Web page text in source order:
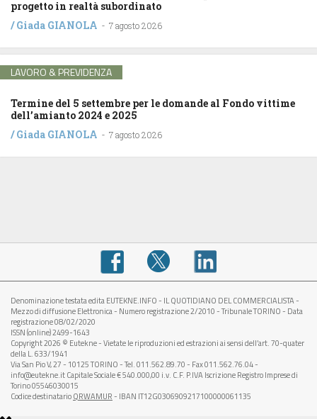
progetto in realtà subordinato
/Giada GIANOLA - 7 agosto 2026
LAVORO & PREVIDENZA
Termine del 5 settembre per le domande al Fondo vittime
dell’amianto 2024 e 2025
/Giada GIANOLA - 7 agosto 2026
Denominazione testata edita EUTEKNE.INFO - IL QUOTIDIANO DEL COMMERCIALISTA -
Mezzo di diffusione Elettronica - Numero registrazione 2/2010 - Tribunale TORINO - Data
registrazione 08/02/2020
ISSN (online) 2499-1643
Copyright 2026 © Eutekne - Vietate le riproduzioni ed estrazioni ai sensi dell’art. 70-quater
della L. 633/1941
Via San Pio V, 27 - 10125 TORINO - Tel. 011.562.89.70 - Fax 011.562.76.04 -
info@eutekne.it Capitale Sociale € 540.000,00 i.v. C.F. P.IVA Iscrizione Registro Imprese di
Torino 05546030015
Codice destinatarioQRWAMUR- IBAN IT12G0306909217100000061135